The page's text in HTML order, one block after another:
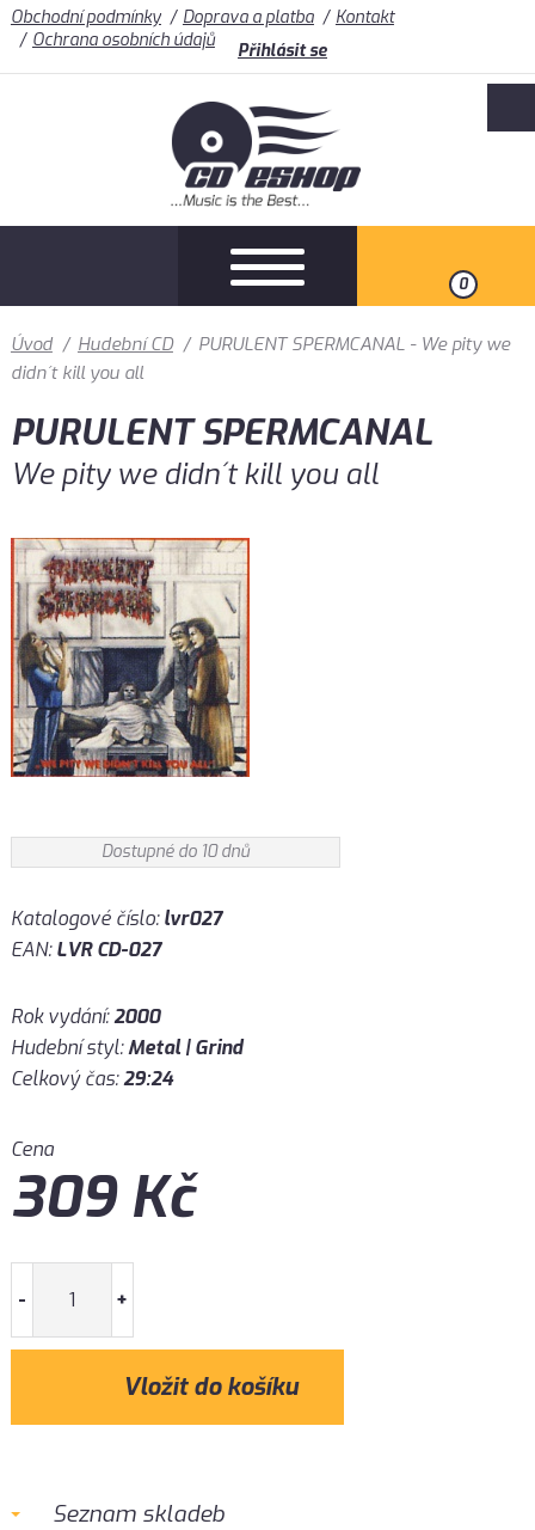
Obchodní podmínky Doprava a platba
Kontakt
Ochrana osobních údajů
Přihlásit se
0
Úvod / Hudební CD / PURULENT SPERMCANAL - We pity we
didn´t kill you all
PURULENT SPERMCANAL
We pity we didn´t kill you all
Dostupné do 10 dnů
Katalogové číslo:lvr027
EAN:LVR CD-027
Rok vydání:2000
Hudební styl:Metal | Grind
Celkový čas:29:24
Cena
309Kč
- +
Seznam skladeb